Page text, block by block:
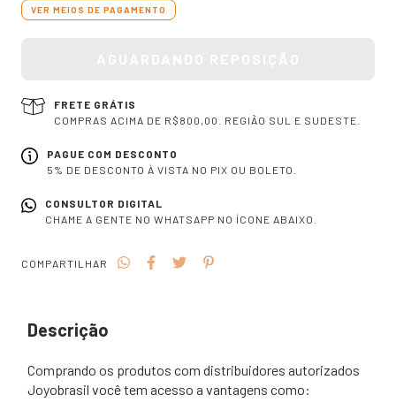
VER MEIOS DE PAGAMENTO
FRETE GRÁTIS
COMPRAS ACIMA DE R$800,00. REGIÃO SUL E SUDESTE.
PAGUE COM DESCONTO
5% DE DESCONTO À VISTA NO PIX OU BOLETO.
CONSULTOR DIGITAL
CHAME A GENTE NO WHATSAPP NO ÍCONE ABAIXO.
COMPARTILHAR
Descrição
Comprando os produtos com distribuidores autorizados
Joyobrasil você tem acesso a vantagens como: